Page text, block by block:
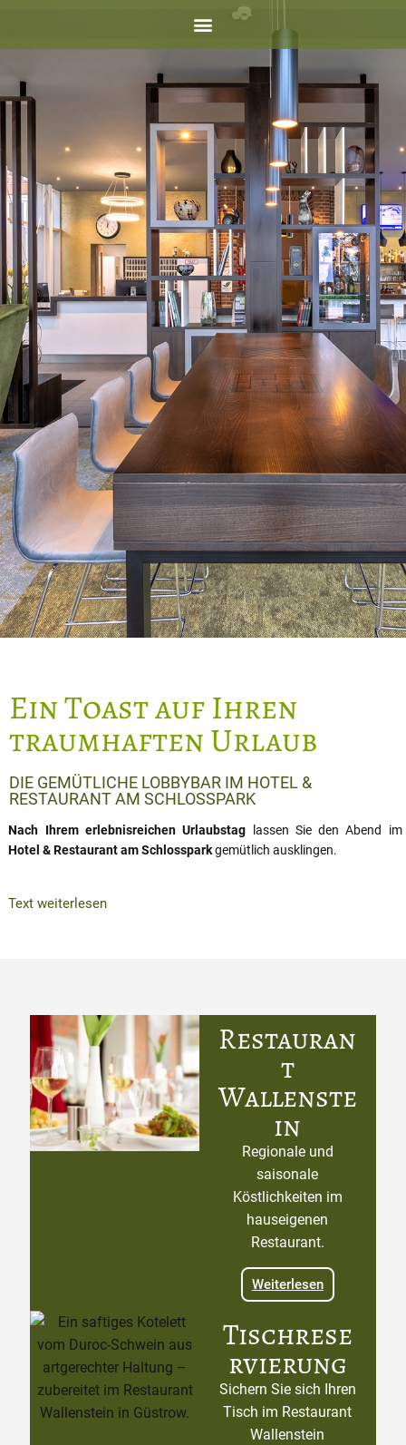
Ein Toast auf Ihren
traumhaften Urlaub
DIE GEMÜTLICHE LOBBYBAR IM HOTEL &
RESTAURANT AM SCHLOSSPARK
Nach Ihrem erlebnisreichen Urlaubstag lassen Sie den Abend im
Hotel & Restaurant am Schlossparkgemütlich ausklingen.
Text weiterlesen
Restauran
t
Wallenste
in
Regionale und
saisonale
Köstlichkeiten im
hauseigenen
Restaurant.
Weiterlesen
Tischrese
rvierung
Sichern Sie sich Ihren
Tisch im Restaurant
Wallenstein